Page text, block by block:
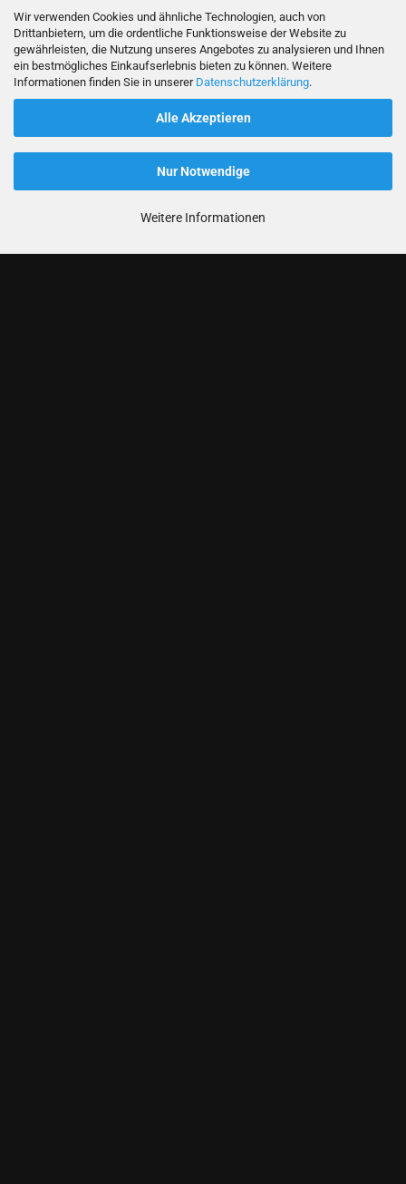
Wir verwenden Cookies und ähnliche Technologien, auch von
Drittanbietern, um die ordentliche Funktionsweise der Website zu
gewährleisten, die Nutzung unseres Angebotes zu analysieren und Ihnen
ein bestmögliches Einkaufserlebnis bieten zu können. Weitere
Informationen finden Sie in unserer Datenschutzerklärung.
Alle Akzeptieren
Nur Notwendige
Weitere Informationen